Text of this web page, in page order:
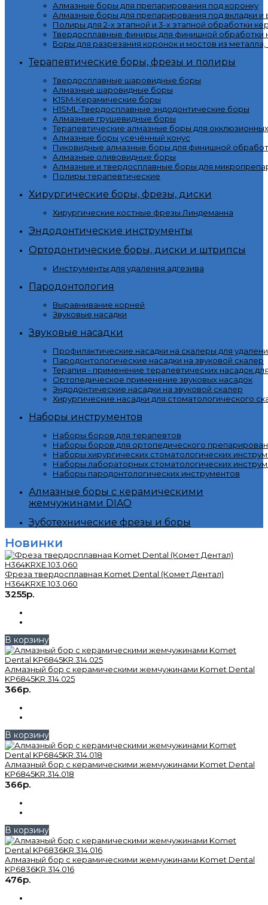
Алмазные боры для препарирования под коронку
Алмазные боры для препарирования под вкладки и
Полиры для 2-х этапной и 3-х этапной обработки
Твердосплавные финиры для финишной обработки
Боры для разрезания коронок и мостов из
Терапевтические боры, фрезы и полиры
Твердосплавные шаровидные боры
Алмазные шаровидные боры
K1SM-Керамические боры
H1SML-Твердосплавные эндодонтические боры
Алмазные грушевидные боры
Терапевтические алмазные боры для
Алмазные боры усечённый конус
Пиковидные алмазные боры для финишной
Алмазные оливовидные боры
Алмазные и твердосплавные боры для
Полиры терапевтические
Хирургические боры, фрезы, диски
Хирургические костные фрезы Линдеманна
Эндодонтические инструменты
Ортодонтические боры, диски и штрипсы
Инструменты для удаления адгезива
Пародонтология
Выравнивание корней
Звуковые насадки
Звуковые насадки
Профилактические насадки на скалеры для
Пародонтологические насадки на звуковой скалер
Терапия - применение терапевтических насадок
Ортопедическое применение звуковых насадок
Эндодонтические насадки на звуковой скалер
Хирургические насадки для стоматологического
Наборы инструментов
Наборы боров для терапевтов
Наборы боров для ортопедического
Наборы хирургических стоматологических
Наборы лабораторных стоматологических
Наборы пародонтологических инструментов
Алмазные боры с керамическими
жемчужинами DIAO
Зуботехнические фрезы и боры
Новинки
Фреза твердосплавная Komet Dental (Комет Дентал)
H364KRXE.103.060
3255р.
В корзину
Алмазный бор с керамическими жемчужинами Komet Dental
KP6845KR.314.025
366р.
В корзину
Алмазный бор с керамическими жемчужинами Komet Dental
KP6845KR.314.018
366р.
В корзину
Алмазный бор с керамическими жемчужинами Komet Dental
KP6836KR.314.016
476р.